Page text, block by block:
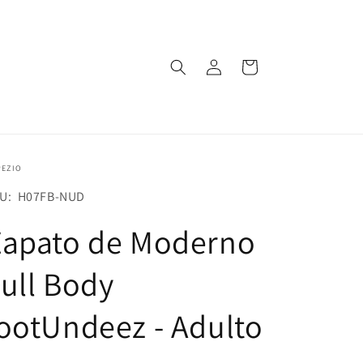
sesión
Carrito
H07FB-NUD
de Moderno
Body
- Adulto